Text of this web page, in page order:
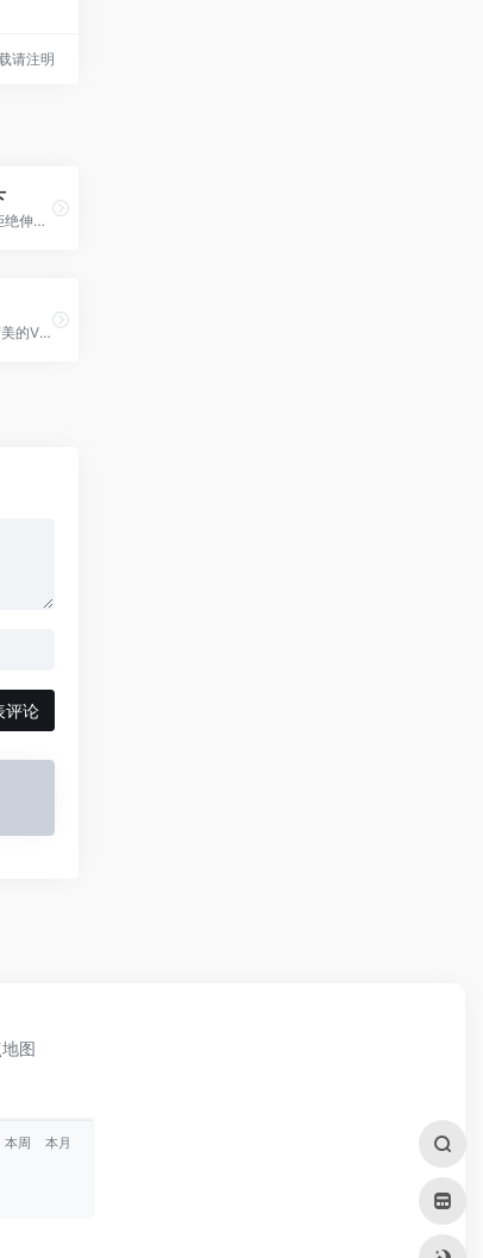
请注明
让我帮你百度一下,拒绝伸手党,有趣的网页
指尖上，海量全面精美的VR全景旅游景点介绍
评论
图
本周
本月